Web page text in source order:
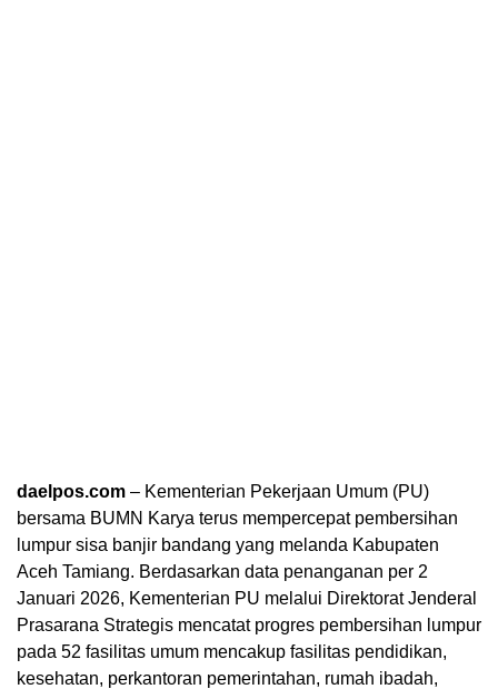
daelpos.com – Kementerian Pekerjaan Umum (PU)
bersama BUMN Karya terus mempercepat pembersihan
lumpur sisa banjir bandang yang melanda Kabupaten
Aceh Tamiang. Berdasarkan data penanganan per 2
Januari 2026, Kementerian PU melalui Direktorat Jenderal
Prasarana Strategis mencatat progres pembersihan lumpur
pada 52 fasilitas umum mencakup fasilitas pendidikan,
kesehatan, perkantoran pemerintahan, rumah ibadah,